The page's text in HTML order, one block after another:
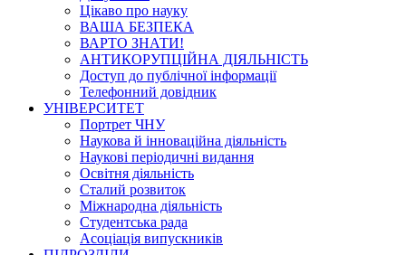
Цікаво про науку
ВАША БЕЗПЕКА
ВАРТО ЗНАТИ!
АНТИКОРУПЦІЙНА ДІЯЛЬНІСТЬ
Доступ до публічної інформації
Телефонний довідник
УНІВЕРСИТЕТ
Портрет ЧНУ
Наукова й інноваційна діяльність
Наукові періодичні видання
Освітня діяльність
Сталий розвиток
Міжнародна діяльність
Студентська рада
Асоціація випускників